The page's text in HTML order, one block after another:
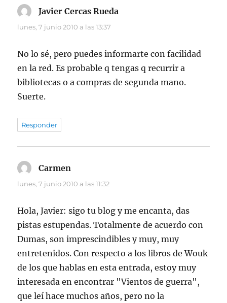
Javier Cercas Rueda
lunes, 7 junio 2010 a las 13:37
No lo sé, pero puedes informarte con facilidad
en la red. Es probable q tengas q recurrir a
bibliotecas o a compras de segunda mano.
Suerte.
Responder
Carmen
lunes, 7 junio 2010 a las 11:32
Hola, Javier: sigo tu blog y me encanta, das
pistas estupendas. Totalmente de acuerdo con
Dumas, son imprescindibles y muy, muy
entretenidos. Con respecto a los libros de Wouk
de los que hablas en esta entrada, estoy muy
interesada en encontrar "Vientos de guerra",
que leí hace muchos años, pero no la